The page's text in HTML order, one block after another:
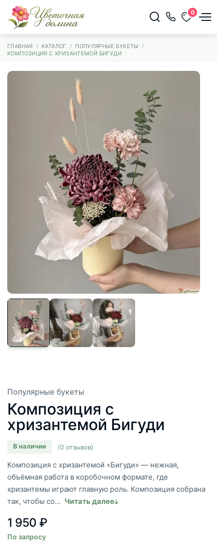
0
ГЛАВНАЯ КАТАЛОГ
ПОПУЛЯРНЫЕ БУКЕТЫ
КОМПОЗИЦИЯ С ХРИЗАНТЕМОЙ БИГУДИ
Популярные букеты
Композиция с
хризантемой Бигуди
В наличии (0 отзывов)
Композиция с хризантемой «Бигуди» — нежная,
объёмная работа в коробочном формате, где
хризантемы играют главную роль. Композиция собрана
так, чтобы со... Читать далее
1 950 ₽
По запросу